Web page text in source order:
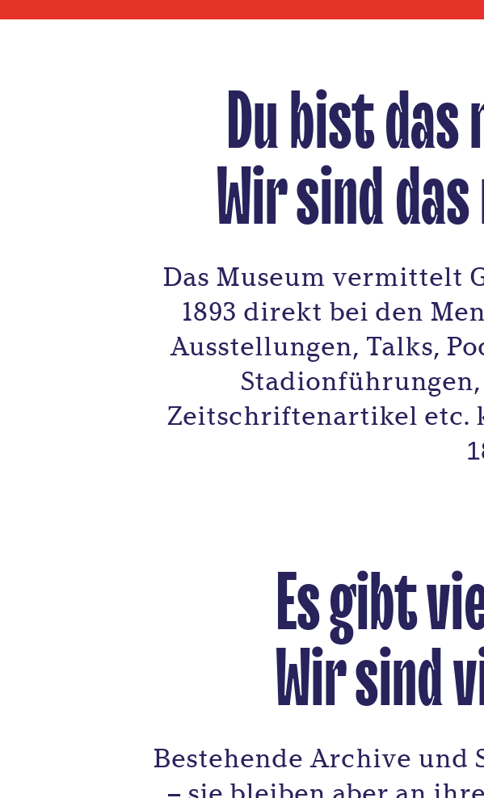
Du bist das
Wir sind
Das Museum vermittelt
1893 direkt bei den
Ausstellungen, Talks,
Zeitschriftenartikel etc.
Es gibt
Wir sind
Bestehende Archive und